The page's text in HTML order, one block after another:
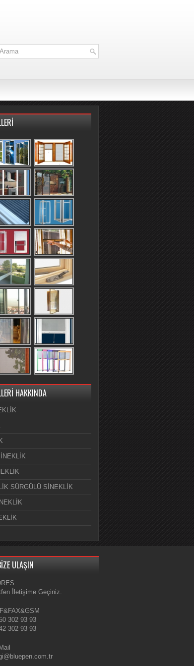
HAKKINDA
SÜRGÜLÜ SİNEKLİK
ULAŞIN
İletişime Geçiniz.
302 93 93
302 93 93